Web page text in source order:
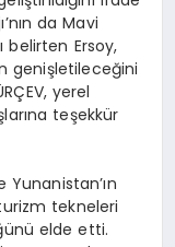
da Mavi
belirten Ersoy,
genişletileceğini
yerel
teşekkür
tekneleri
elde etti.